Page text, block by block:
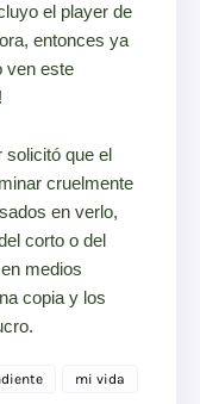
el player de
entonces ya
ven este
solicitó que el
cruelmente
en verlo,
corto o del
medios
copia y los
mi vida